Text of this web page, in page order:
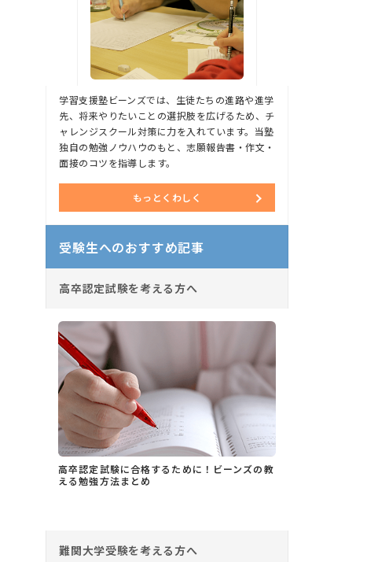
学習支援塾ビーンズでは、生徒たちの進路や進学
先、将来やりたいことの選択肢を広げるため、チ
ャレンジスクール対策に力を入れています。当塾
独自の勉強ノウハウのもと、志願報告書・作文・
面接のコツを指導します。
もっとくわしく
受験生へのおすすめ記事
高卒認定試験を考える方へ
高卒認定試験に合格するために！ビーンズの教
える勉強方法まとめ
難関大学受験を考える方へ